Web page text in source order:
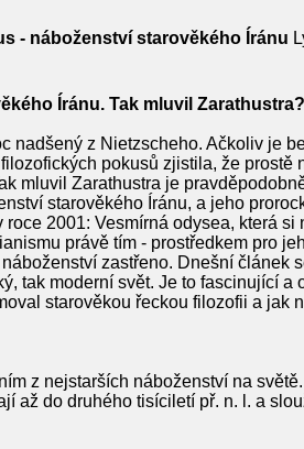
- náboženství starověkého Íránu
Íránu. Tak mluvil
nadšený z Nietzscheho. Ačkoliv je
pokusů zjistila, že
mluvil Zarathustra je
starověkého Íránu, a jeho
roce 2001: Vesmírná odysea, která
právě tím - prostředkem pro
zastřeno. Dnešní článek
tak moderní svět. Je to fascinující
starověkou řeckou filozofii a jak
z nejstarších náboženství na
až do druhého tisíciletí př. n. l. a